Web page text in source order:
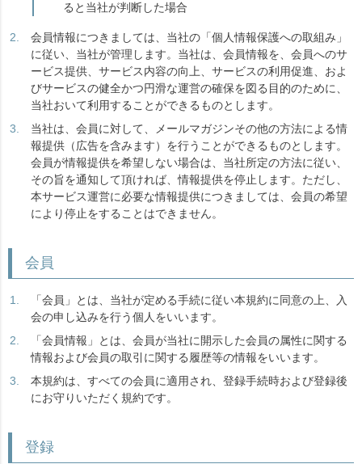
ると当社が判断した場合
会員情報につきましては、当社の「個人情報保護への取組み」
に従い、当社が管理します。当社は、会員情報を、会員へのサ
ービス提供、サービス内容の向上、サービスの利用促進、およ
びサービスの健全かつ円滑な運営の確保を図る目的のために、
当社おいて利用することができるものとします。
当社は、会員に対して、メールマガジンその他の方法による情
報提供（広告を含みます）を行うことができるものとします。
会員が情報提供を希望しない場合は、当社所定の方法に従い、
その旨を通知して頂ければ、情報提供を停止します。ただし、
本サービス運営に必要な情報提供につきましては、会員の希望
により停止をすることはできません。
会員
「会員」とは、当社が定める手続に従い本規約に同意の上、入
会の申し込みを行う個人をいいます。
「会員情報」とは、会員が当社に開示した会員の属性に関する
情報および会員の取引に関する履歴等の情報をいいます。
本規約は、すべての会員に適用され、登録手続時および登録後
にお守りいただく規約です。
登録